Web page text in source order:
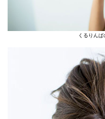
くるりんぱ